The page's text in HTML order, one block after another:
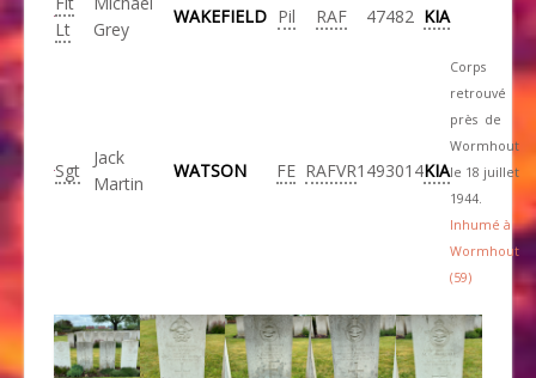
Lt
Grey
WAKEFIELD Pil RAF 47482 KIA
Sgt
Jack
Martin
WATSON FE RAFVR1493014KIA
Corps
retrouvé
près de
Wormhout
le 18 juillet
1944.
Inhumé à
Wormhout
(59)